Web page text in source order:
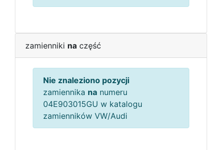
zamienniki na część
Nie znaleziono pozycji
zamiennika na numeru
04E903015GU w katalogu
zamienników VW/Audi